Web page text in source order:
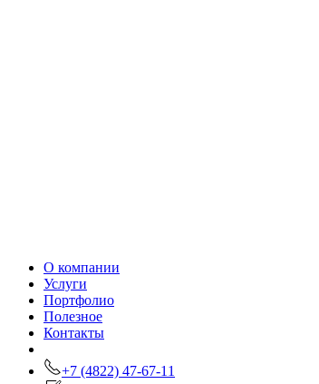
О компании
Услуги
Портфолио
Полезное
Контакты
+7 (4822) 47-67-11